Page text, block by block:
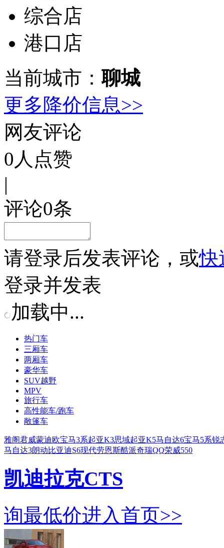
综合店
港口店
当前城市：聊城
更多降价信息>>
网友评论
0 人点赞
|
评论0条
请登录后发表评论，或快
登录并发表
加载中...
热门车
三厢车
两厢车
豪华车
SUV越野
MPV
旅行车
高性能车/跑车
敞篷车
雅阁君威蒙迪欧宝马3系起亚K3思域起亚K5马自达6宝马5系锐
马自达3朗动比亚迪S6现代劳恩斯酷派奇瑞QQ荣威550
凯迪拉克CTS
询最低价进入首页>>